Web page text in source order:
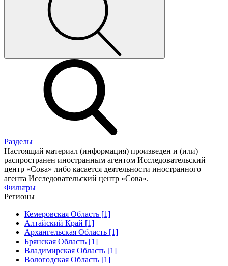
Разделы
Настоящий материал (информация) произведен и (или)
распространен иностранным агентом Исследовательский
центр «Сова» либо касается деятельности иностранного
агента Исследовательский центр «Сова».
Фильтры
Регионы
Кемеровская Область [1]
Алтайский Край [1]
Архангельская Область [1]
Брянская Область [1]
Владимирская Область [1]
Вологодская Область [1]